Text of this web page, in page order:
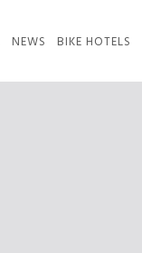
NEWS BIKE HOTELS